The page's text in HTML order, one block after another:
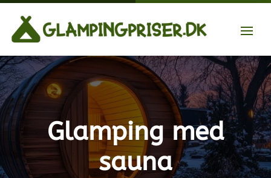
Glamping med
sauna